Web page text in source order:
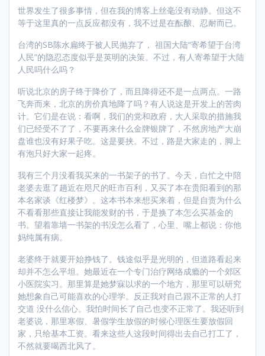
世界发生了很多事情，但在我的博客上丝毫没有动静。但这不
等于这里真的一点反应都没有，我不过是在酝酿、忍耐而已。
台湾的SB陈水扁终于被人民抛弃了， 祖国大陆“寄希望于台湾
人民”的隐忍态度似乎是英明的决策。不过，有人寄希望于大陆
人民吗什么吗？
听说北京的房子终于降价了，而且降得还不是一点两点。一路
飞奔而来，北京的房价真地降了吗？有人说这是开发上的苦肉
计。它们是在说：看啊，我们的党和政府，大人采取的措施我
们已经受不了了，不要再来什么金牌银牌了，不然房地产大崩
盘谁也没有好果子吃。这是要挟。不过，路是大家走的，脚上
有泡只好大家一起疼。
我有三个月没看我买来的一书架子的书了。今天，白忙之中陪
老婆去逛了趟近在咫尺的旺市百利，又买了本在贵阳看到的那
本名家谈《红楼梦》。这本书本来想买来着，但是自责为什么
不看看那些直接让我能发财的书，于是换了本怎么买基金的
书。望着靠墙一书架的书没怎么看了，心里、嘴上都说：你他
妈纯属有病。
老婆终于就要开始挣钱了。钱途似乎是光明的，但道路看起来
却并不怎么平坦。她最近在一个专门治疗网络成瘾的一个郊区
小医院实习。那里算是她梦寐以求的一个地方，那里可以研究
她想象自己可能喜欢的心理学。反正我对自己跟不正常的人打
交道 没什么信心。我怕时间长了自己也变不正常了。我还听到
老婆说，那里寒假、暑假学生放假的时候心理医生要放假回
家，只给基本工资。看来这些人这段时间得出去自己打工了，
不然就要喝西北风了。